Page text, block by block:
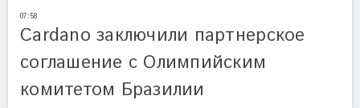
07:58
Cardano заключили партнерское
соглашение с Олимпийским
комитетом Бразилии